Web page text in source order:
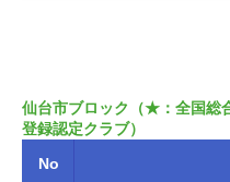
仙台市ブロック（★：全国総
登録認定クラブ）
No